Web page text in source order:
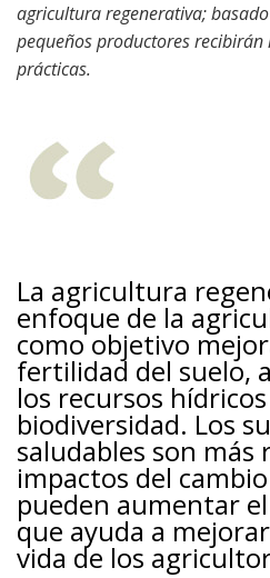
agricultura regenerativa;
pequeños productores recibirán
prácticas.
La agricultura
enfoque de la
como objetivo
fertilidad del suelo,
los recursos
biodiversidad. Los
saludables son más
impactos del
pueden aumentar
que ayuda a
vida de los